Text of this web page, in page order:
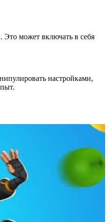
Это может включать в себя
настройками,